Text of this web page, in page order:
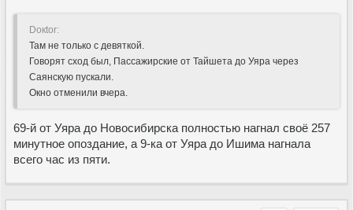
Doкtor:
Там не только с девяткой.
Говорят сход был, Пассажирские от Тайшета до Уяра через
Саянскую пускали.
Окно отменили вчера.
69-й от Уяра до Новосибирска полностью нагнал своё 257
минутное опоздание, а 9-ка от Уяра до Ишима нагнала
всего час из пяти.